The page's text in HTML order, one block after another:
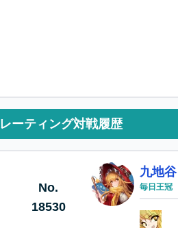
レーティング対戦履歴
No.
18530
九地谷
毎日王冠